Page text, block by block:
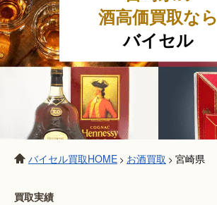
酒高価買取なら
バイセル
バイセル買取HOME > お酒買取 > 宮崎県
買取実績